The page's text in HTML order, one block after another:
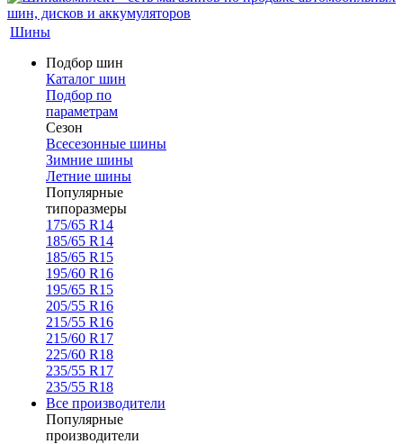
Шины
Подбор шин
Каталог шин
Подбор по
параметрам
Сезон
Всесезонные шины
Зимние шины
Летние шины
Популярные
типоразмеры
175/65 R14
185/65 R14
185/65 R15
195/60 R16
195/65 R15
205/55 R16
215/55 R16
215/60 R17
225/60 R18
235/55 R17
235/55 R18
Все производители
Популярные
производители